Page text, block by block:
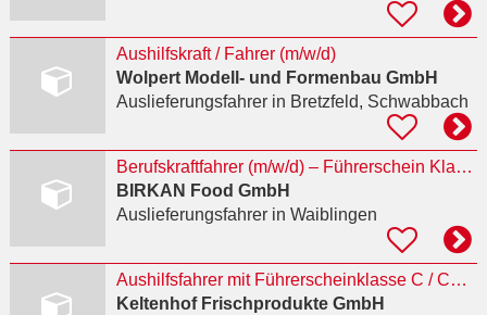
Aushilfskraft / Fahrer (m/w/d)
Wolpert Modell- und Formenbau GmbH
Auslieferungsfahrerin Bretzfeld, Schwabbach
Berufskraftfahrer (m/w/d) – Führerschein Klasse C / LKW 3,5 t bis über 7,5 t
BIRKAN Food GmbH
Auslieferungsfahrerin Waiblingen
Aushilfsfahrer mit Führerscheinklasse C / CE und Fahrerqualifizierungsnachweis nach BKrFQG (m/w/d)
Keltenhof Frischprodukte GmbH